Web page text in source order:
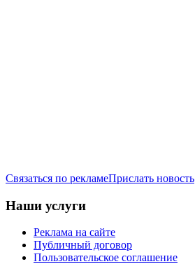
Связаться по рекламеПрислать новость
Наши услуги
Реклама на сайте
Публичный договор
Пользовательское соглашение